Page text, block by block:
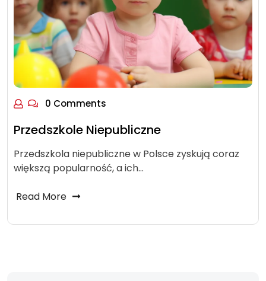
0 Comments
Przedszkole Niepubliczne
Przedszkola niepubliczne w Polsce zyskują coraz
większą popularność, a ich…
Read More